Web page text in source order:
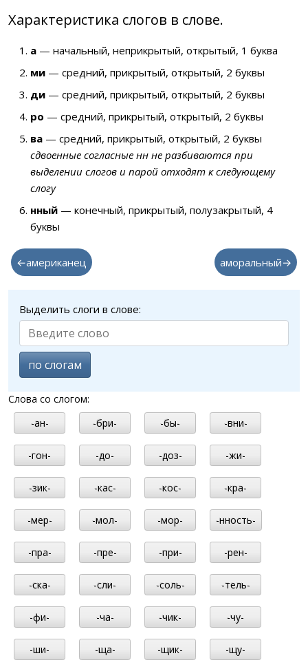
Характеристика слогов в слове.
а — начальный, неприкрытый, открытый, 1 буква
ми — средний, прикрытый, открытый, 2 буквы
ди — средний, прикрытый, открытый, 2 буквы
ро — средний, прикрытый, открытый, 2 буквы
ва — средний, прикрытый, открытый, 2 буквы
сдвоенные согласные нн не разбиваются при
выделении слогов и парой отходят к следующему
слогу
нный — конечный, прикрытый, полузакрытый, 4
буквы
←американец аморальный→
Выделить слоги в слове:
по слогам
Слова со слогом:
-ан-
-бри- -бы- -вни-
-гон- -до- -доз- -жи-
-зик- -кас- -кос- -кра-
-мер- -мол- -мор- -нность-
-пра- -пре- -при- -рен-
-ска- -сли- -соль- -тель-
-фи- -ча- -чик- -чу-
-ши- -ща- -щик- -щу-